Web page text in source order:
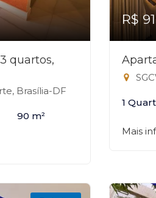
quartos,
Brasília-DF
90 m²
R$
1
Mais